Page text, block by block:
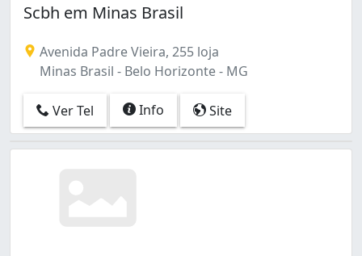
Scbh em Minas Brasil
Avenida Padre Vieira, 255 loja
Minas Brasil - Belo Horizonte - MG
Ver Tel Info Site